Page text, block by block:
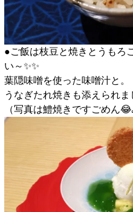
●ご飯は枝豆と焼きとうもろ
い～✨️✨️
葉隠味噌を使った味噌汁と。
うなぎたれ焼きも添えられま
（写真は鱧焼きですごめん